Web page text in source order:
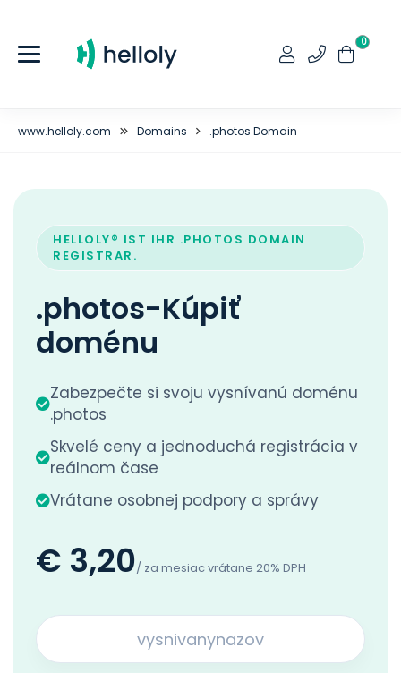
0
www.helloly.com Domains .photos Domain
HELLOLY® IST IHR .PHOTOS DOMAIN
REGISTRAR.
.photos-Kúpiť
doménu
Zabezpečte si svoju vysnívanú doménu
.photos
Skvelé ceny a jednoduchá registrácia v
reálnom čase
Vrátane osobnej podpory a správy
€ 3,20/ za mesiac vrátane 20% DPH